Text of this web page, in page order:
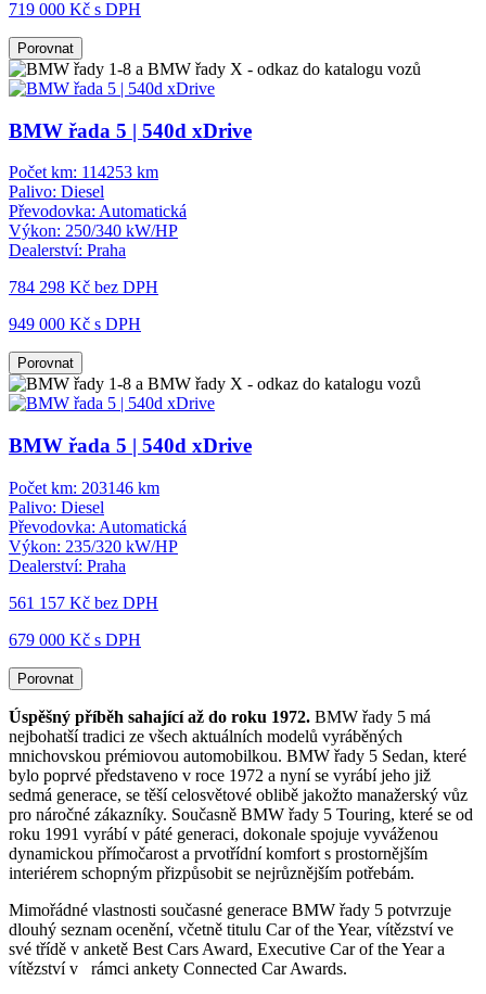
719 000 Kč s DPH
Porovnat
BMW řada 5 | 540d xDrive
Počet km: 114253 km
Palivo: Diesel
Převodovka: Automatická
Výkon: 250/340 kW/HP
Dealerství: Praha
784 298 Kč bez DPH
949 000 Kč s DPH
Porovnat
BMW řada 5 | 540d xDrive
Počet km: 203146 km
Palivo: Diesel
Převodovka: Automatická
Výkon: 235/320 kW/HP
Dealerství: Praha
561 157 Kč bez DPH
679 000 Kč s DPH
Porovnat
Úspěšný příběh sahající až do roku 1972. BMW řady 5 má
nejbohatší tradici ze všech aktuálních modelů vyráběných
mnichovskou prémiovou automobilkou. BMW řady 5 Sedan, které
bylo poprvé představeno v roce 1972 a nyní se vyrábí jeho již
sedmá generace, se těší celosvětové oblibě jakožto manažerský vůz
pro náročné zákazníky. Současně BMW řady 5 Touring, které se od
roku 1991 vyrábí v páté generaci, dokonale spojuje vyváženou
dynamickou přímočarost a prvotřídní komfort s prostornějším
interiérem schopným přizpůsobit se nejrůznějším potřebám.
Mimořádné vlastnosti současné generace BMW řady 5 potvrzuje
dlouhý seznam ocenění, včetně titulu Car of the Year, vítězství ve
své třídě v anketě Best Cars Award, Executive Car of the Year a
vítězství v rámci ankety Connected Car Awards.